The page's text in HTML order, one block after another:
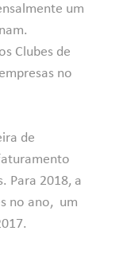
um
Clubes de
no
de
Para 2018, a
no ano, um